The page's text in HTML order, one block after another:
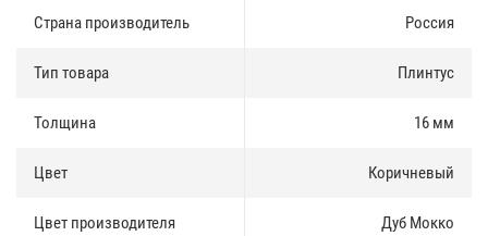
Страна производитель Россия
Тип товара Плинтус
Толщина 16 мм
Цвет Коричневый
Цвет производителя Дуб Мокко